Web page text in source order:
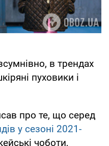
в трендах
пуховики і
про те, що серед
у сезоні 2021-
чоботи,